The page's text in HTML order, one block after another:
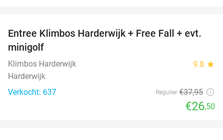
30%
Entree Klimbos Harderwijk + Free Fall + evt.
minigolf
Klimbos Harderwijk 9.8 star
Harderwijk
Verkocht: 637
Regulier €37,95
€26,50